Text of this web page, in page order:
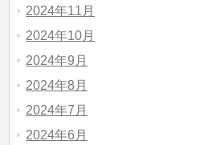
2024年11月
2024年10月
2024年9月
2024年8月
2024年7月
2024年6月